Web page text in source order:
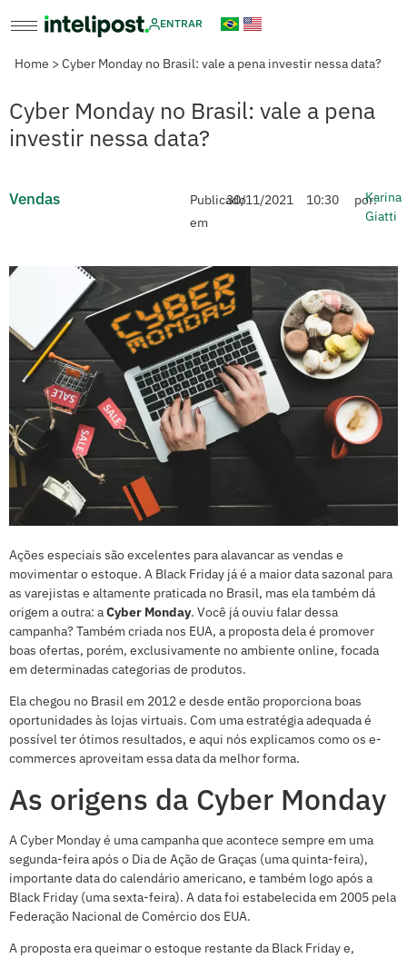
ENTRAR
Home > Cyber Monday no Brasil: vale a pena investir nessa data?
Cyber Monday no Brasil: vale a pena
investir nessa data?
Vendas
Publicado
em
30/11/2021 10:30 por:Karina
Giatti
Ações especiais são excelentes para alavancar as vendas e
movimentar o estoque. A Black Friday já é a maior data sazonal para
as varejistas e altamente praticada no Brasil, mas ela também dá
origem a outra: aCyber Monday. Você já ouviu falar dessa
campanha? Também criada nos EUA, a proposta dela é promover
boas ofertas, porém, exclusivamente no ambiente online, focada
em determinadas categorias de produtos.
Ela chegou no Brasil em 2012 e desde então proporciona boas
oportunidades às lojas virtuais. Com uma estratégia adequada é
possível ter ótimos resultados, e aqui nós explicamos como os e-
commerces aproveitam essa data da melhor forma.
As origens da Cyber Monday
A Cyber Monday é uma campanha que acontece sempre em uma
segunda-feira após o Dia de Ação de Graças (uma quinta-feira),
importante data do calendário americano, e também logo após a
Black Friday (uma sexta-feira). A data foi estabelecida em 2005 pela
Federação Nacional de Comércio dos EUA.
A proposta era queimar o estoque restante da Black Friday e,